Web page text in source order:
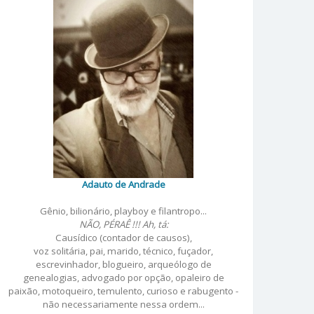
Adauto de Andrade
Gênio, bilionário, playboy e filantropo...
NÃO, PÉRAÊ !!! Ah, tá:
Causídico (contador de causos),
voz solitária, pai, marido, técnico, fuçador,
escrevinhador, blogueiro, arqueólogo de
genealogias, advogado por opção, opaleiro de
paixão, motoqueiro, temulento, curioso e rabugento -
não necessariamente nessa ordem...